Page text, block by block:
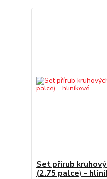
Set přírub
(2.75 palce) -